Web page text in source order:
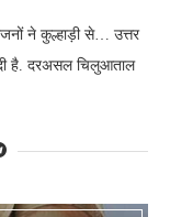
ने कुल्हाड़ी से… उत्तर
है. दरअसल चिलुआताल